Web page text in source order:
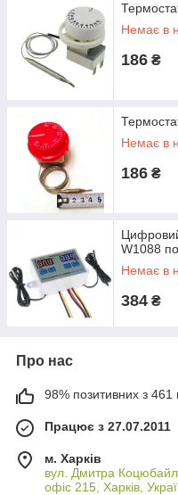
Немає в
186 ₴
Немає в
186 ₴
W1088
Немає в
384 ₴
Про нас
98% позитивних з 461
Працює з 27.07.2011
м. Харків
вул. Дмитра
офіс 215, Харків,